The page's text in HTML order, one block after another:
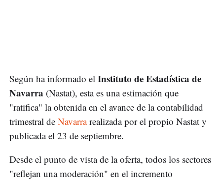
Según ha informado el Instituto de Estadística de
Navarra (Nastat), esta es una estimación que
"ratifica" la obtenida en el avance de la contabilidad
trimestral de Navarrarealizada por el propio Nastat y
publicada el 23 de septiembre.
Desde el punto de vista de la oferta, todos los sectores
"reflejan una moderación" en el incremento